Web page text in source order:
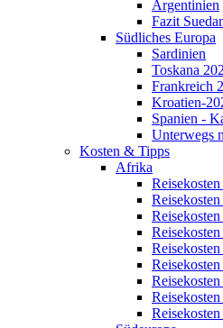
Argentinien
Fazit
Südliches Europa
Sardinien
Toskana
Frankreich
Kroatien-
Spanien -
Unterwegs
Kosten & Tipps
Afrika
Reisekosten